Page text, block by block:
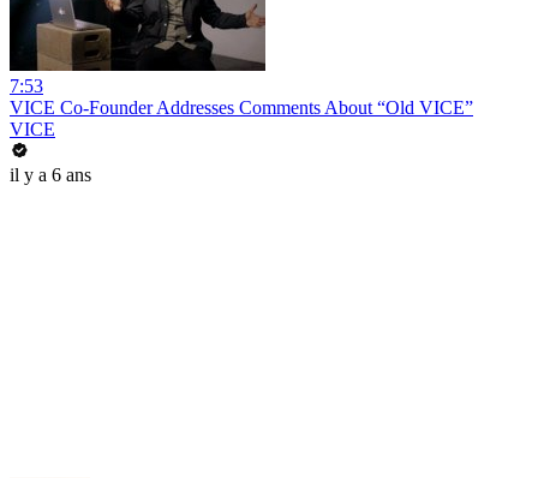
7:53
VICE Co-Founder Addresses Comments About “Old VICE”
VICE
il y a 6 ans